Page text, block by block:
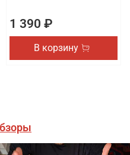
1 390 ₽
В корзину